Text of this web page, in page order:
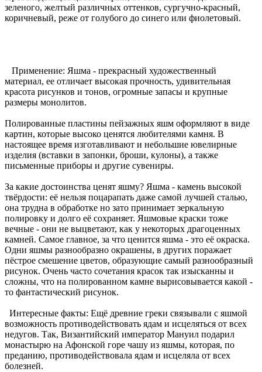
зеленого, желтый различных оттенков, сургучно-красный,
коричневый, реже от голубого до синего или фиолетовый.
Применение: Яшма - прекрасный художественный
материал, ее отличает высокая прочность, удивительная
красота рисунков и тонов, огромные запасы и крупные
размеры монолитов.
Полированные пластины пейзажных яшм оформляют в виде
картин, которые высоко ценятся любителями камня. В
настоящее время изготавливают и небольшие ювелирные
изделия (вставки в запонки, броши, кулоны), а также
письменные приборы и другие сувениры.
За какие достоинства ценят яшму? Яшма - камень высокой
твёрдости: её нельзя поцарапать даже самой лучшей сталью,
она трудна в обработке но зато принимает зеркальную
полировку и долго её сохраняет. Яшмовые краски тоже
вечные - они не выцветают, как у некоторых драгоценных
камней. Самое главное, за что ценится яшма - это её окраска.
Одни яшмы разнообразно окрашены, в других поражает
пёстрое смешение цветов, образующие самый разнообразный
рисунок. Очень часто сочетания красок так изысканны и
сложны, что на полированном камне вырисовывается какой -
то фантастический рисунок.
Интересные факты: Ещё древние греки связывали с яшмой
возможность противодействовать ядам и исцеляться от всех
недугов. Так, Византийский император Мануил подарил
монастырю на Афонской горе чашу из яшмы, которая, по
преданию, противодействовала ядам и исцеляла от всех
болезней.